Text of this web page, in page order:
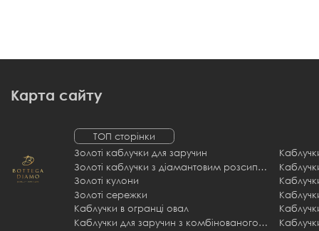
Карта сайту
ТОП сторінки
Золоті каблучки для заручин
Золоті каблучки з діамантовим розсипом
Золоті кулони
Золоті сережки
Каблучки в огранці овал
Каблучки для заручин з комбінованого золота